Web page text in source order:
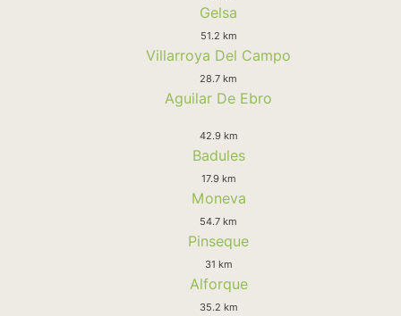
Gelsa
51.2 km
Villarroya Del Campo
28.7 km
Aguilar De Ebro
42.9 km
Badules
17.9 km
Moneva
54.7 km
Pinseque
31 km
Alforque
35.2 km